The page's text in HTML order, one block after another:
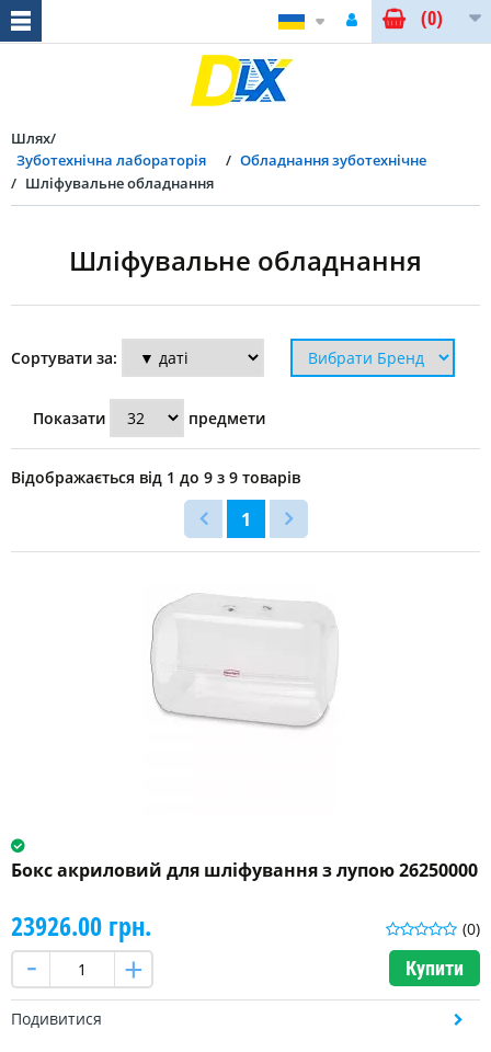
(0)
Шлях
Зуботехнічна лабораторія
Обладнання зуботехнічне
Шліфувальне обладнання
Шліфувальне обладнання
Сортувати за:
Показати предмети
Відображається від 1 до 9 з 9 товарів
1
Бокс акриловий для шліфування з лупою 26250000
(0)
23926.00 грн.
Купити
Подивитися